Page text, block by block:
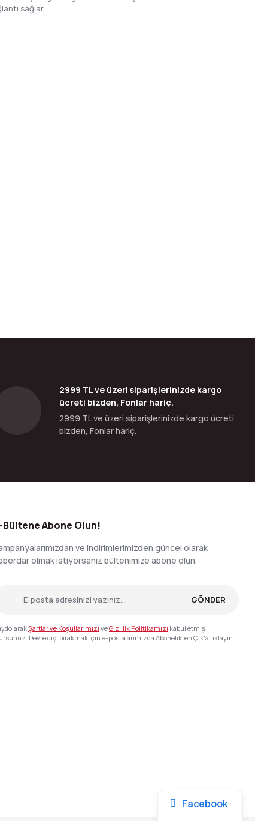
sağlar.
2999 TL ve üzeri siparişlerinizde kargo
ücreti bizden, Fonlar hariç.
2999 TL ve üzeri siparişlerinizde kargo ücreti
bizden, Fonlar hariç.
Bültene Abone Olun!
ve indirimlerimizden güncel olarak
olmak istiyorsanız bültenimize abone olun.
GÖNDER
Şartlar ve Koşullarımızı veGizlilik Politikamızı kabul etmiş
Devre dışı bırakmak için e-postalarımızda Abonelikten Çık'a tıklayın.
Facebook